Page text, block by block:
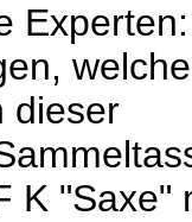
Experten:
dieser
K "Saxe"